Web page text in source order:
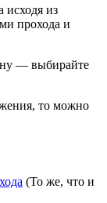
исходя из
прохода и
— выбирайте
то можно
(То же, что и